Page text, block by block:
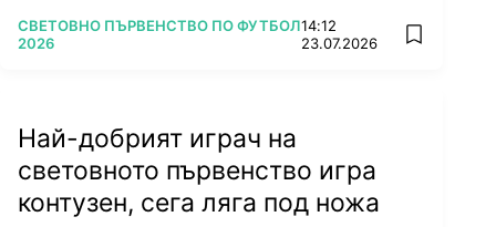
ПОВЕЧЕ ОТ
СВЕТОВНО ПЪРВЕНСТВО ПО ФУТБОЛ
2026
14:12
23.07.2026
add
Най-добрият играч на
световното първенство игра
контузен, сега ляга под ножа